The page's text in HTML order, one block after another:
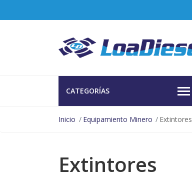
CATEGORÍAS
Inicio Equipamiento Minero Extintores
Extintores